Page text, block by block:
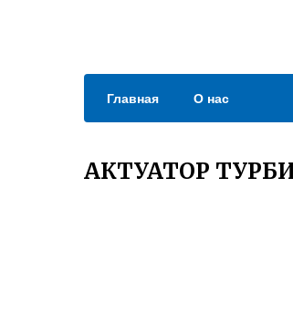
Главная О нас
АКТУАТОР